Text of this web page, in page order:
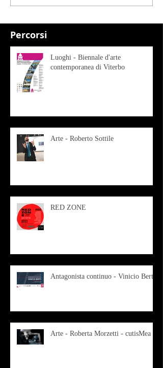
Percorsi
Luoghi - Biennale d'arte
contemporanea di Viterbo
Arte - Roberto Sottile
RED ZONE
Antagonista continuo - Vinicio Berti
Arte - Roberta Morzetti - cutisMea